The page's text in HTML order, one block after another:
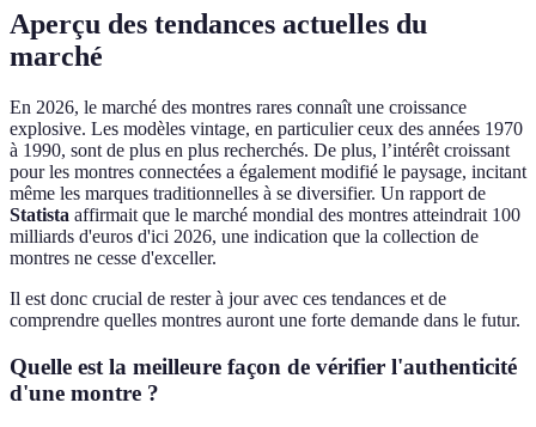
Aperçu des tendances actuelles du
marché
En 2026, le marché des montres rares connaît une croissance
explosive. Les modèles vintage, en particulier ceux des années 1970
à 1990, sont de plus en plus recherchés. De plus, l’intérêt croissant
pour les montres connectées a également modifié le paysage, incitant
même les marques traditionnelles à se diversifier. Un rapport de
Statista affirmait que le marché mondial des montres atteindrait 100
milliards d'euros d'ici 2026, une indication que la collection de
montres ne cesse d'exceller.
Il est donc crucial de rester à jour avec ces tendances et de
comprendre quelles montres auront une forte demande dans le futur.
Quelle est la meilleure façon de vérifier l'authenticité
d'une montre ?